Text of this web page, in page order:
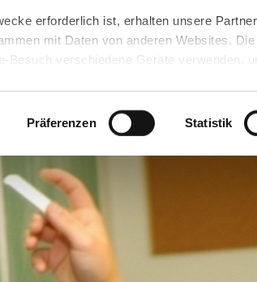
erforderlich ist, erhalten unsere
mit Daten von anderen Websites.
Besuch verschiedene Geräte verwenden,
Dort ist kein der EU gleichwertiges
Ihre Daten führen kann.
Sie in unserenDatenschutzhinweisenund
Website-Funktionen für diese Zwecke
Sie können mittels nachfolgender Buttons
Ihre erteilte Einwilligung stets für die
erstreckt sich nicht auf notwendige
und somit gewünschten Website-
und daher unabhängig von einer
Präferenzen Statistik